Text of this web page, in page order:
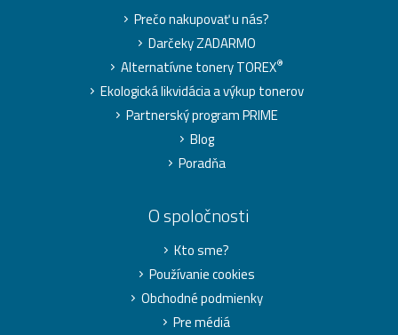
Prečo nakupovať u nás?
Darčeky ZADARMO
Alternatívne tonery TOREX®
Ekologická likvidácia a výkup tonerov
Partnerský program PRIME
Blog
Poradňa
O spoločnosti
Kto sme?
Používanie cookies
Obchodné podmienky
Pre médiá